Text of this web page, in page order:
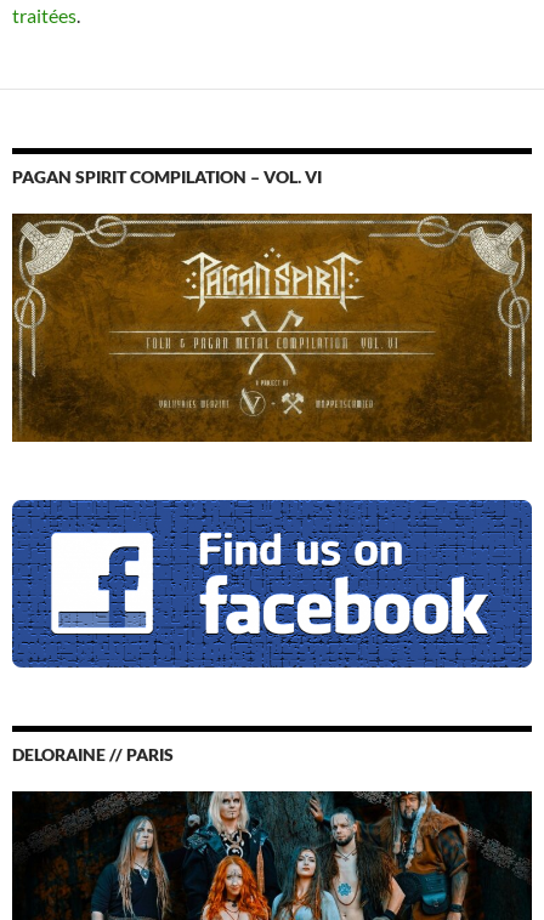
traitées.
PAGAN SPIRIT COMPILATION – VOL. VI
DELORAINE // PARIS